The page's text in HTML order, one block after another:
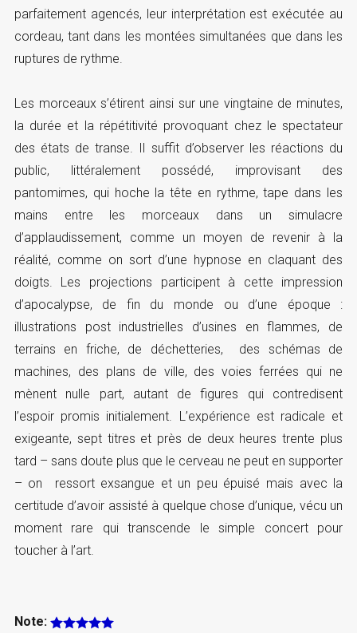
parfaitement agencés, leur interprétation est exécutée au
cordeau, tant dans les montées simultanées que dans les
ruptures de rythme.
Les morceaux s’étirent ainsi sur une vingtaine de minutes,
la durée et la répétitivité provoquant chez le spectateur
des états de transe. Il suffit d’observer les réactions du
public, littéralement possédé, improvisant des
pantomimes, qui hoche la tête en rythme, tape dans les
mains entre les morceaux dans un simulacre
d’applaudissement, comme un moyen de revenir à la
réalité, comme on sort d’une hypnose en claquant des
doigts. Les projections participent à cette impression
d’apocalypse, de fin du monde ou d’une époque :
illustrations post industrielles d’usines en flammes, de
terrains en friche, de déchetteries, des schémas de
machines, des plans de ville, des voies ferrées qui ne
mènent nulle part, autant de figures qui contredisent
l’espoir promis initialement. L’expérience est radicale et
exigeante, sept titres et près de deux heures trente plus
tard – sans doute plus que le cerveau ne peut en supporter
– on ressort exsangue et un peu épuisé mais avec la
certitude d’avoir assisté à quelque chose d’unique, vécu un
moment rare qui transcende le simple concert pour
toucher à l’art.
Note: